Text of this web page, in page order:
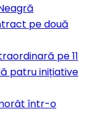
pe două
pe 11
patru inițiative
într-o